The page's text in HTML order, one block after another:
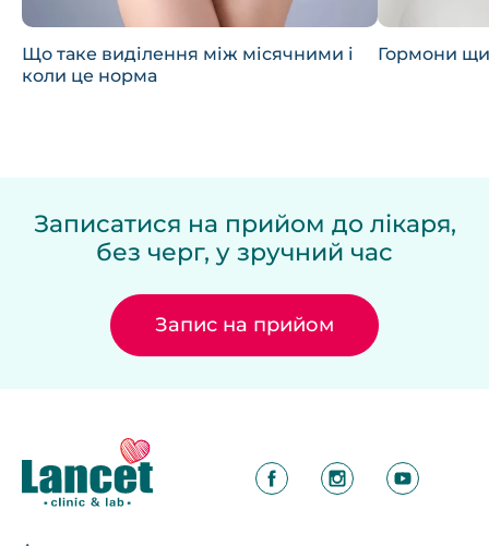
Що таке виділення між місячними і
коли це норма
Гормони
Записатися на прийом до лікаря,
без черг, у зручний час
Запис на прийом